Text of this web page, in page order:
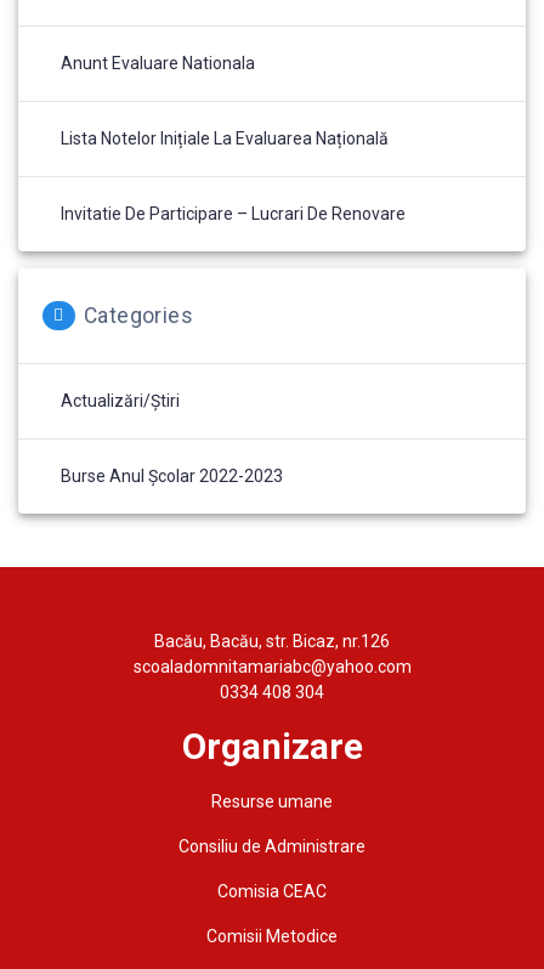
Anunt Evaluare Nationala
Lista Notelor Inițiale La Evaluarea Națională
Invitatie De Participare – Lucrari De Renovare
Categories
Actualizări/Știri
Burse Anul Școlar 2022-2023
Bacău, Bacău, str. Bicaz, nr.126
scoaladomnitamariabc@yahoo.com
0334 408 304
Organizare
Resurse umane
Consiliu de Administrare
Comisia CEAC
Comisii Metodice